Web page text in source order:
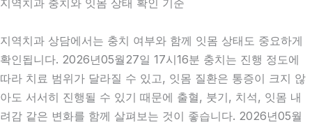
지역치과 충치와 잇몸 상태 확인 기준
지역치과 상담에서는 충치 여부와 함께 잇몸 상태도 중요하게
확인됩니다. 2026년05월27일 17시16분 충치는 진행 정도에
따라 치료 범위가 달라질 수 있고, 잇몸 질환은 통증이 크지 않
아도 서서히 진행될 수 있기 때문에 출혈, 붓기, 치석, 잇몸 내
려감 같은 변화를 함께 살펴보는 것이 좋습니다. 2026년05월